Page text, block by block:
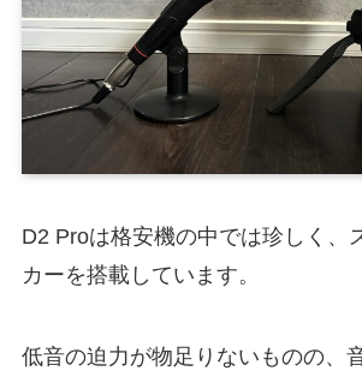
D2 Proは格安機の中では珍しく、
カーを搭載しています。
低音の迫力が物足りないものの、